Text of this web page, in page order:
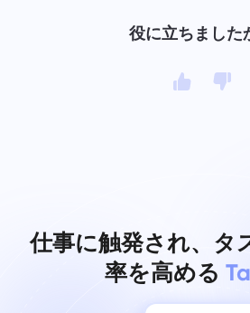
役に立ちました
仕事に触発され、タ
率を高める